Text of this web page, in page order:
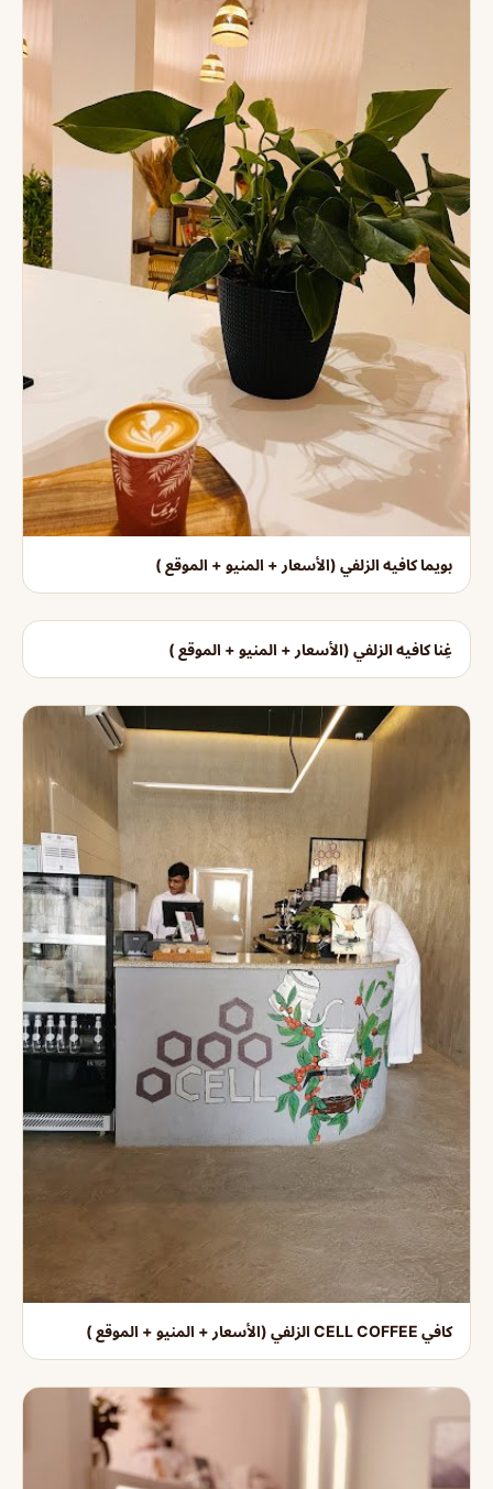
بويما كافيه الزلفي (الأسعار + المنيو + الموقع )
غِنا كافيه الزلفي (الأسعار + المنيو + الموقع )
كافي CELL COFFEE الزلفي (الأسعار + المنيو + الموقع )